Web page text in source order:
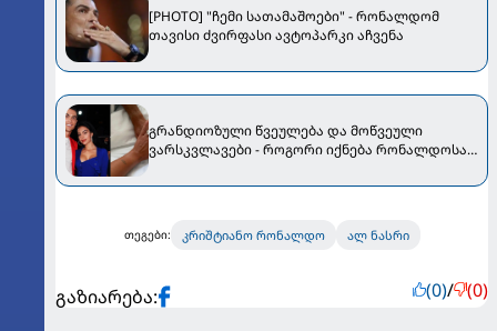
[PHOTO] "ჩემი სათამაშოები" - რონალდომ
თავისი ძვირფასი ავტოპარკი აჩვენა
გრანდიოზული წვეულება და მოწვეული
ვარსკვლავები - როგორი იქნება რონალდოსა
თეგები: კრიშტიანო რონალდო ალ ნასრი
გაზიარება: (0)/ (0)